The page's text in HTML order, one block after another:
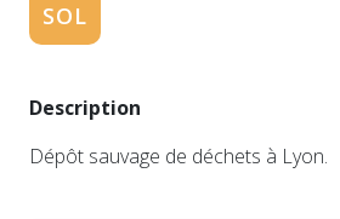
SOL
Description
Dépôt sauvage de déchets à Lyon.